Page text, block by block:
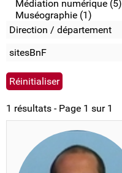
Médiation numérique (5)
Muséographie (1)
Direction / département
sitesBnF
1 résultats - Page 1 sur 1